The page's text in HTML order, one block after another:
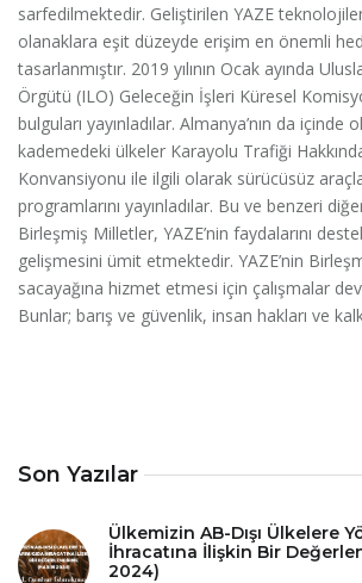
Son Yazılar
Ülkemizin AB-Dışı Ülkelere
İhracatına İlişkin Bir
2024)
sarfedilmektedir. Geliştirilen YAZE
olanaklara eşit düzeyde erişim en önemli
tasarlanmıştır. 2019 yılının Ocak ayında
Örgütü (ILO) Geleceğin İşleri Küresel
bulguları yayınladılar. Almanya’nın da içinde
kademedeki ülkeler Karayolu Trafiği
Konvansiyonu ile ilgili olarak sürücüsüz
programlarını yayınladılar. Bu ve benzeri
Birleşmiş Milletler, YAZE’nin faydalarını
gelişmesini ümit etmektedir. YAZE’nin
sacayağına hizmet etmesi için çalışmalar
Bunlar; barış ve güvenlik, insan hakları ve